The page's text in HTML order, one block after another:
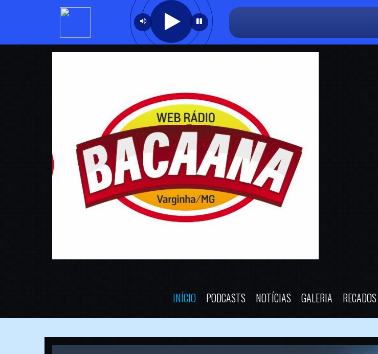
INÍCIO PODCASTS NOTÍCIAS GALERIA RECADOS